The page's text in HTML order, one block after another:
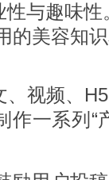
与趣味性
的美容知
、视频、
作一系列“